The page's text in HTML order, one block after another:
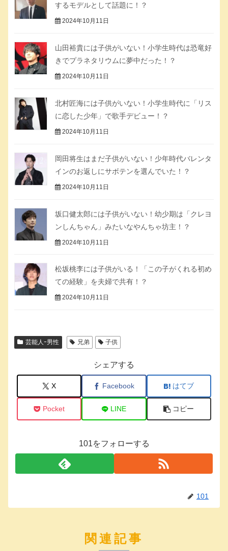
するモデルとして話題に！？
2024年10月11日
山田裕貴には子供がいない！小学生時代は恐竜好
きでプラネタリウムに夢中だった！？
2024年10月11日
北村匠海には子供がいない！小学生時代に「リス
に恋した少年」で歌手デビュー！？
2024年10月11日
岡田将生はまだ子供がいない！少年時代バレンタ
インのお返しにサボテンを選んでいた！？
2024年10月11日
坂口健太郎には子供がいない！幼少期は「クレヨ
ンしんちゃん」みたいなやんちゃ坊主！？
2024年10月11日
松坂桃李には子供がいる！「この子がくれる初め
ての経験」を夫婦で共有！？
2024年10月11日
芸能人ｰ男性 兄弟 子供
シェアする
X Facebook はてブ
Pocket LINE コピー
101をフォローする
101
関連記事